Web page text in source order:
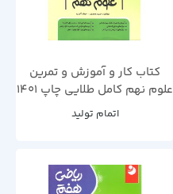
کتاب کار و آموزش و تمرین
علوم نهم کامل طلایی چاپ 1401
اتمام تولید